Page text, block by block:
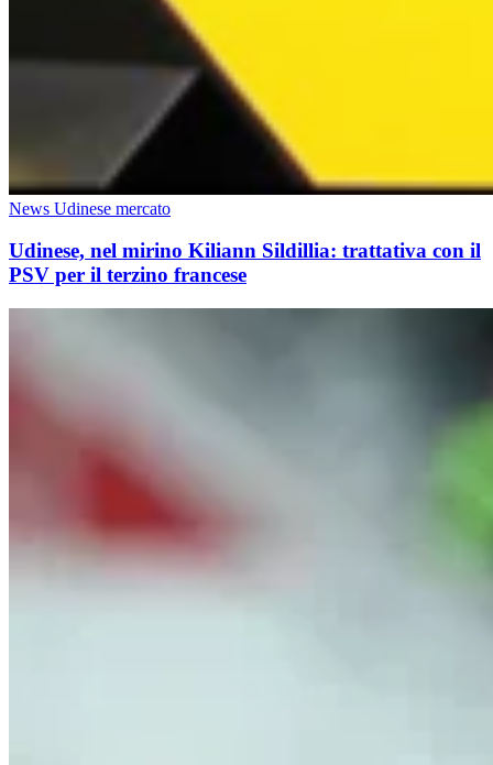
News Udinese mercato
Udinese, nel mirino Kiliann Sildillia: trattativa con il
PSV per il terzino francese